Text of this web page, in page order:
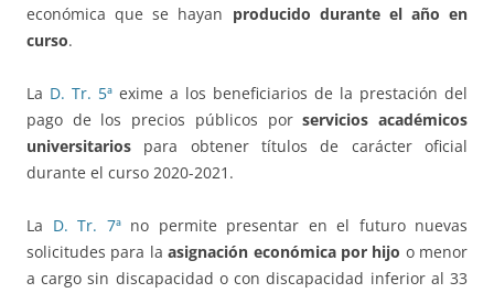
económica que se hayan producido durante el año en
curso.
La D. Tr. 5ª exime a los beneficiarios de la prestación del
pago de los precios públicos porservicios académicos
universitarios para obtener títulos de carácter oficial
durante el curso 2020-2021.
La D. Tr. 7ªno permite presentar en el futuro nuevas
solicitudes para laasignación económica por hijo o menor
a cargo sin discapacidad o con discapacidad inferior al 33